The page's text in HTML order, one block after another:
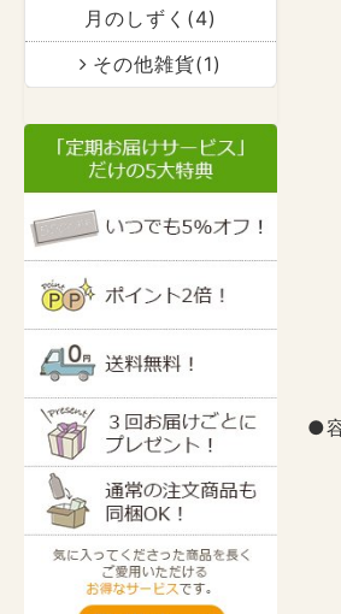
月のしずく(4)
その他雑貨(1)
●